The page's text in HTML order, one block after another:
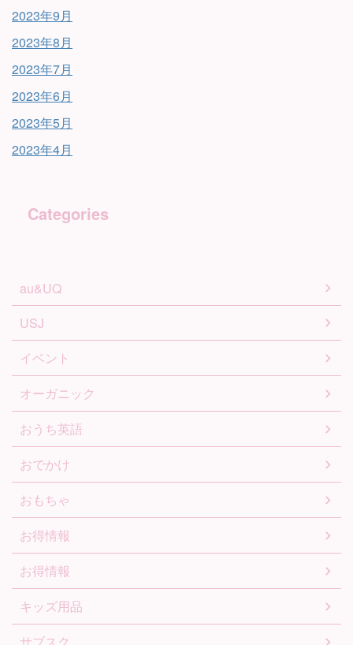
2023年9月
2023年8月
2023年7月
2023年6月
2023年5月
2023年4月
Categories
au&UQ
USJ
イベント
オーガニック
おうち英語
おでかけ
おもちゃ
お得情報
お得情報
キッズ用品